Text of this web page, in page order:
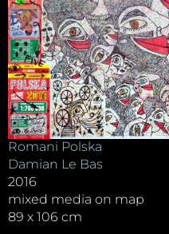
Romani Polska
Damian Le Bas
2016
mixed media on map
89 x 106 cm